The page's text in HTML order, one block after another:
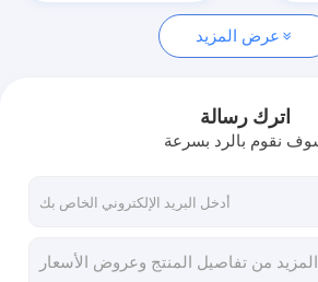
آلة صنع الأكياس المقطوعة W
آلة الحز غير المنسوجة
آلة صنع المنتجات التي يمكن التخلص منها
عرض المزيد
اترك رسالة
نقوم بالرد بسرعة